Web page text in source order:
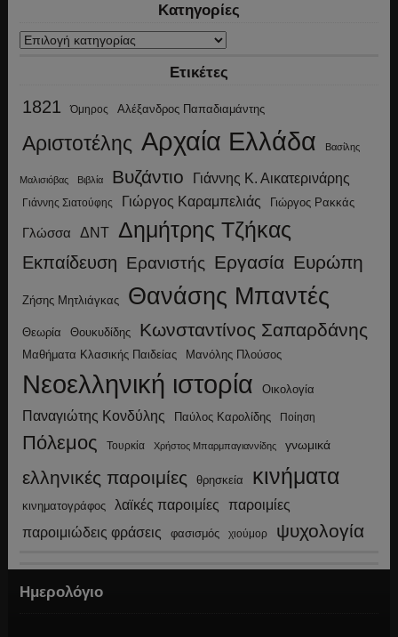
Κατηγορίες
Κατηγορίες
Ετικέτες
1821 Όμηρος Αλέξανδρος Παπαδιαμάντης
Αριστοτέλης Αρχαία Ελλάδα Βασίλης
Μαλισιόβας Βιβλία Βυζάντιο Γιάννης Κ. Αικατερινάρης
Γιάννης Σιατούφης Γιώργος Καραμπελιάς Γιώργος Ρακκάς
Γλώσσα ΔΝΤ Δημήτρης Τζήκας
Εκπαίδευση Ερανιστής Εργασία Ευρώπη
Ζήσης Μητλιάγκας Θανάσης Μπαντές
Θεωρία Θουκυδίδης Κωνσταντίνος Σαπαρδάνης
Μαθήματα Κλασικής Παιδείας Μανόλης Πλούσος
Νεοελληνική ιστορία Οικολογία
Παναγιώτης Κονδύλης Παύλος Καρολίδης Ποίηση
Πόλεμος Τουρκία Χρήστος Μπαρμπαγιαννίδης γνωμικά
ελληνικές παροιμίες θρησκεία κινήματα
κινηματογράφος λαϊκές παροιμίες παροιμίες
παροιμιώδεις φράσεις φασισμός χιούμορ ψυχολογία
Ημερολόγιο